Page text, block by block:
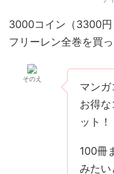
3000コイン（3300
フリーレン全巻を買
そのえ
マンガ
お得な
ット！
100冊
みたい